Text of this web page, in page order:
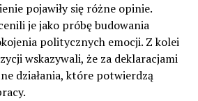
pojawiły się różne opinie.
je jako próbę budowania
politycznych emocji. Z kolei
wskazywali, że za deklaracjami
działania, które potwierdzą